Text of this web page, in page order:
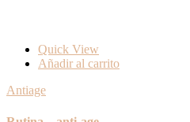
Quick View
Añadir al carrito
Antiage